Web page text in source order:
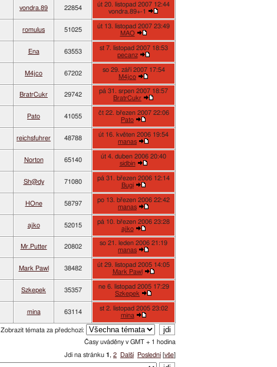
vondra.89 22854
út 20. listopad 2007 12:44
vondra.89+-1
romulus 51025
út 13. listopad 2007 23:49
MAO
Ena 63553
st 7. listopad 2007 18:53
pecanz
M4jco 67202
so 29. září 2007 17:54
M4jco
BratrCukr 29742
pá 31. srpen 2007 18:57
BratrCukr
Pato 41055
čt 22. březen 2007 22:06
Pato
reichsfuhrer 48788
út 16. květen 2006 19:54
manas
Norton 65140
út 4. duben 2006 20:40
sidbin
Sh@dy 71080
pá 31. březen 2006 12:14
Bugi
HOne 58797
po 13. březen 2006 22:42
manas
ajko 52015
pá 10. březen 2006 23:28
ajko
Mr.Putter 20802
so 21. leden 2006 21:19
manas
Mark Pawl 38482
út 29. listopad 2005 14:05
Mark Pawl
Szkepek 35357
ne 6. listopad 2005 17:29
Szkepek
mina 63114
st 2. listopad 2005 23:02
mina
Zobrazit témata za předchozí:
Časy uváděny v GMT + 1 hodina
Jdi na stránku 1 , 2 Další Poslední [vše]